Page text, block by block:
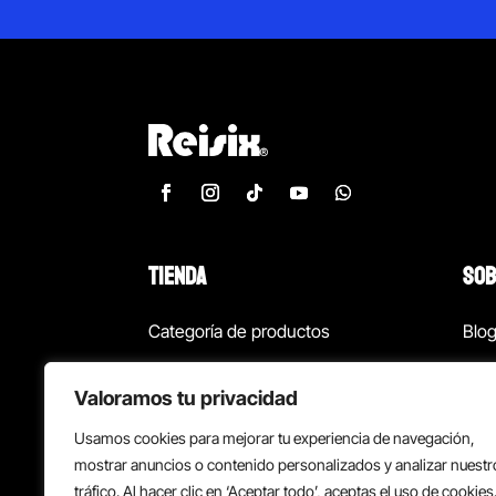
Valoramos tu privacidad
Usamos cookies para mejorar tu experiencia de navegación,
mostrar anuncios o contenido personalizados y analizar
tráfico. Al hacer clic en ‘Aceptar todo’, aceptas el uso de cookies.
TIENDA
Categoría de productos
¡Las mejores ofertas!
Back to school
Blog